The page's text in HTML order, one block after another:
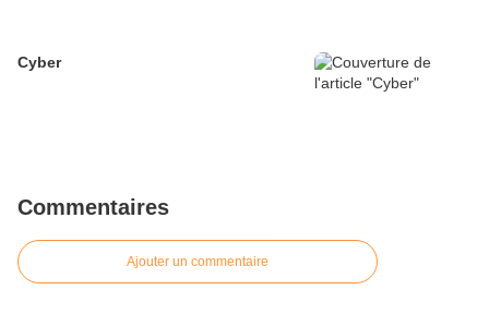
Cyber
Commentaires
Ajouter un commentaire